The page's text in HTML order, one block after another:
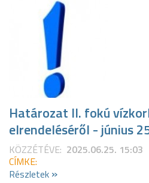
Határozat II. fokú
elrendeléséről - június
KÖZZÉTÉVE: 2025.06.25. 15:03
CÍMKE:
Részletek »